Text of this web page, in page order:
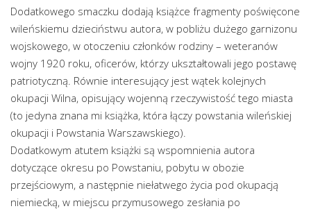
Dodatkowego smaczku dodają książce fragmenty poświęcone
wileńskiemu dzieciństwu autora, w pobliżu dużego garnizonu
wojskowego, w otoczeniu członków rodziny – weteranów
wojny 1920 roku, oficerów, którzy ukształtowali jego postawę
patriotyczną. Równie interesujący jest wątek kolejnych
okupacji Wilna, opisujący wojenną rzeczywistość tego miasta
(to jedyna znana mi książka, która łączy powstania wileńskiej
okupacji i Powstania Warszawskiego).
Dodatkowym atutem książki są wspomnienia autora
dotyczące okresu po Powstaniu, pobytu w obozie
przejściowym, a następnie niełatwego życia pod okupacją
niemiecką, w miejscu przymusowego zesłania po